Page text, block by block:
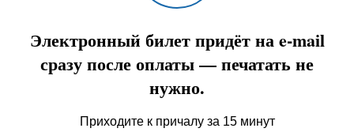
Электронный билет придёт на e-mail
сразу после оплаты — печатать не
нужно.
Приходите к причалу за 15 минут